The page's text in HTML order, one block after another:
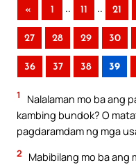
« 1 .. 11 .. 21
27 28 29 30
36 37 38 39
1
Nalalaman mo ba ang
kambing bundok? O
pagdaramdam ng mga
2
Mabibilang mo ba ang